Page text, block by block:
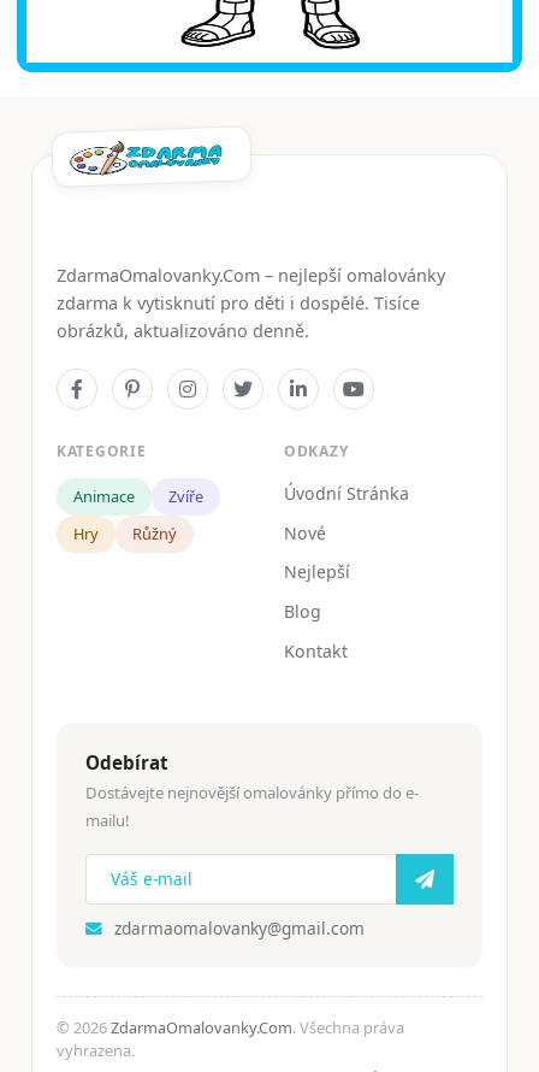
ZdarmaOmalovanky.Com – nejlepší omalovánky
zdarma k vytisknutí pro děti i dospělé. Tisíce
obrázků, aktualizováno denně.
KATEGORIE
Animace
Zvíře
Hry
Růžný
ODKAZY
Úvodní Stránka
Nové
Nejlepší
Blog
Kontakt
Odebírat
Dostávejte nejnovější omalovánky přímo do e-
mailu!
zdarmaomalovanky@gmail.com
© 2026ZdarmaOmalovanky.Com. Všechna práva
vyhrazena.